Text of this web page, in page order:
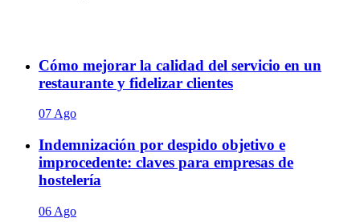
Cómo mejorar la calidad del servicio en un
restaurante y fidelizar clientes
07 Ago
Indemnización por despido objetivo e
improcedente: claves para empresas de
hostelería
06 Ago